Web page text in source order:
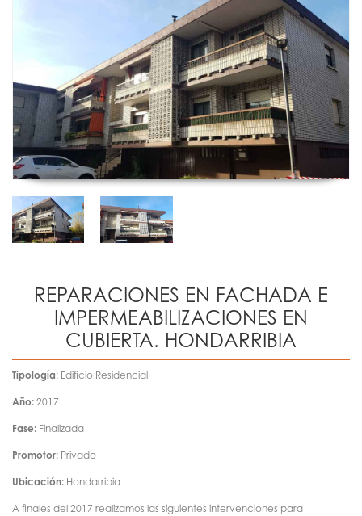
REPARACIONES EN FACHADA E
IMPERMEABILIZACIONES EN
CUBIERTA. HONDARRIBIA
Tipología: Edificio Residencial
Año: 2017
Fase: Finalizada
Promotor: Privado
Ubicación: Hondarribia
A finales del 2017 realizamos las siguientes intervenciones para